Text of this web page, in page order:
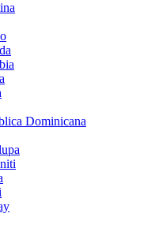
Dominicana